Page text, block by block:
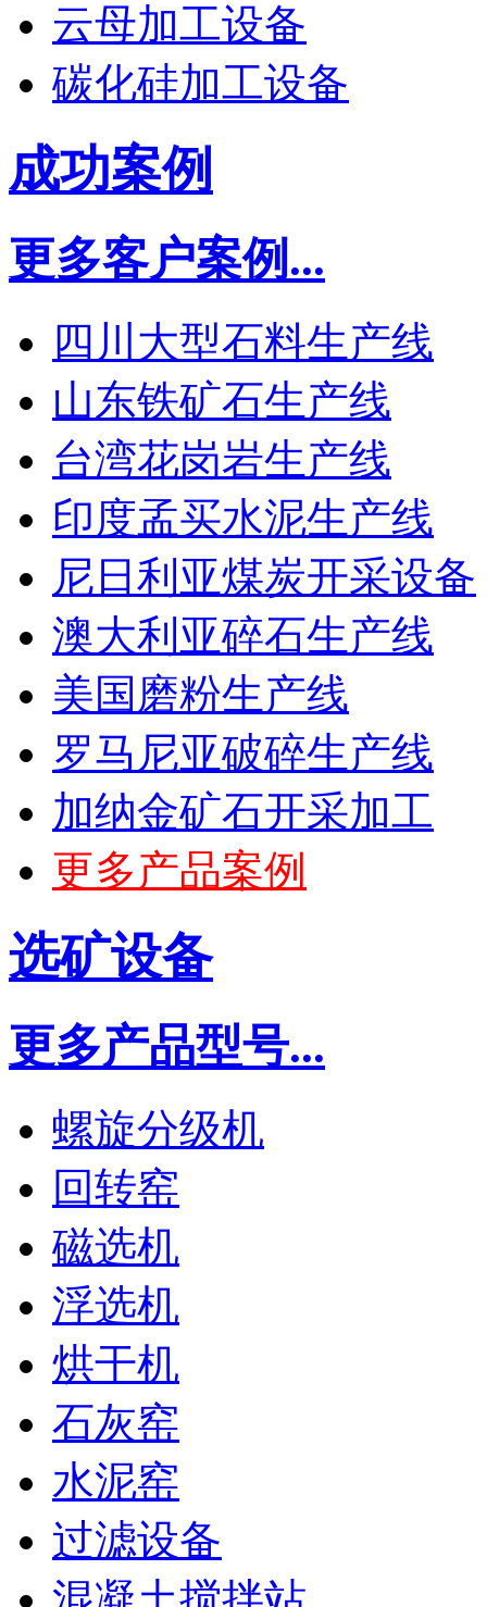
云母加工设备
碳化硅加工设备
成功案例
更多客户案例...
四川大型石料生产线
山东铁矿石生产线
台湾花岗岩生产线
印度孟买水泥生产线
尼日利亚煤炭开采设备
澳大利亚碎石生产线
美国磨粉生产线
罗马尼亚破碎生产线
加纳金矿石开采加工
更多产品案例
选矿设备
更多产品型号...
螺旋分级机
回转窑
磁选机
浮选机
烘干机
石灰窑
水泥窑
过滤设备